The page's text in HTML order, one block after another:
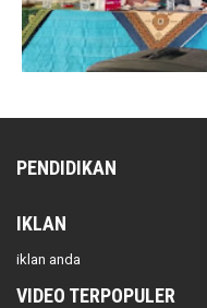
PENDIDIKAN
IKLAN
iklan anda
VIDEO TERPOPULER